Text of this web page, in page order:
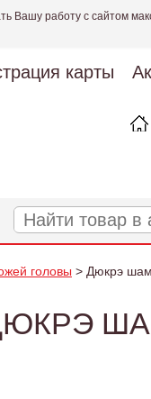
Вашу работу с сайтом
карты
головы > Дюкрэ